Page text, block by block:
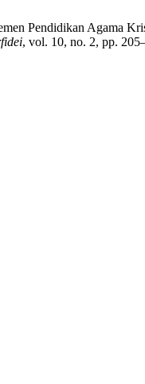
Pendidikan Agama
, vol. 10, no. 2, pp.